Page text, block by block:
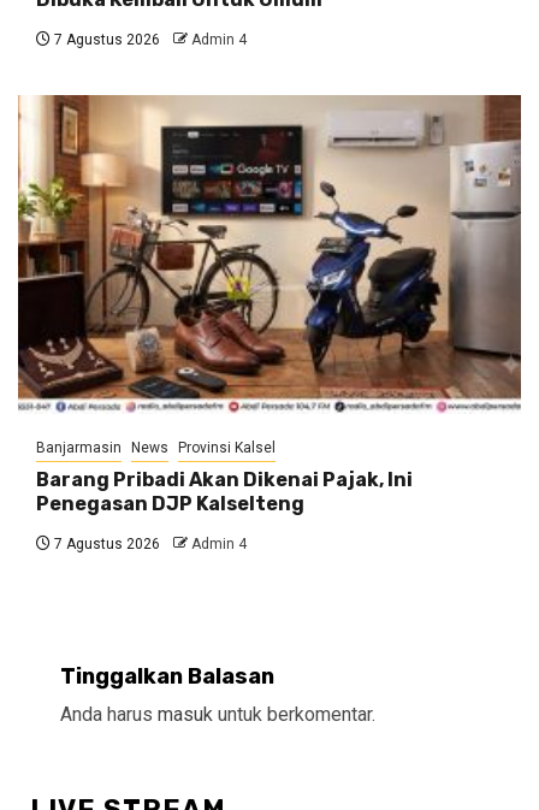
7 Agustus 2026 Admin 4
Banjarmasin News Provinsi Kalsel
Barang Pribadi Akan Dikenai Pajak, Ini
Penegasan DJP Kalselteng
7 Agustus 2026 Admin 4
Tinggalkan Balasan
Anda harus masuk untuk berkomentar.